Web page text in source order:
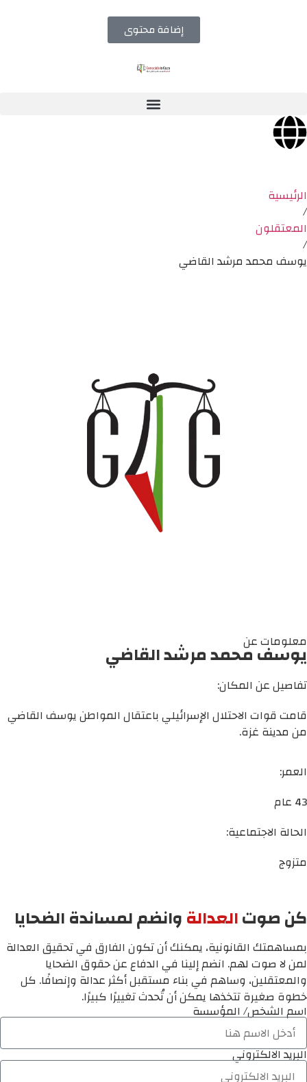
إضافة محتوى
الرئيسية
/
المعتقلون
/
يوسف محمد مرشد القاضي
معلومات عن
يوسف محمد مرشد القاضي
تفاصيل عن المكان:
قامت قوات الاحتلال الإسرائيلي باعتقال المواطن يوسف القاضي
من مدينة غزة.
العمر:
43 عام
الحالة الاجتماعية:
متزوج
كن صوتالعدالةوانضم لمساندة الضحايا
بمساهمتك القانونية، يمكنك أن تكون الفارق في تحقيق العدالة
لمن لا صوت لهم. انضم إلينا في الدفاع عن حقوق الضحايا
والمعتقلين، وساهم في بناء مستقبل أكثر عدالة وإنصافًا. كل
خطوة صغيرة تتخذها يمكن أن تُحدث تغييرًا كبيرًا.
اسم الشخص/ المؤسسة
البريد الالكتروني